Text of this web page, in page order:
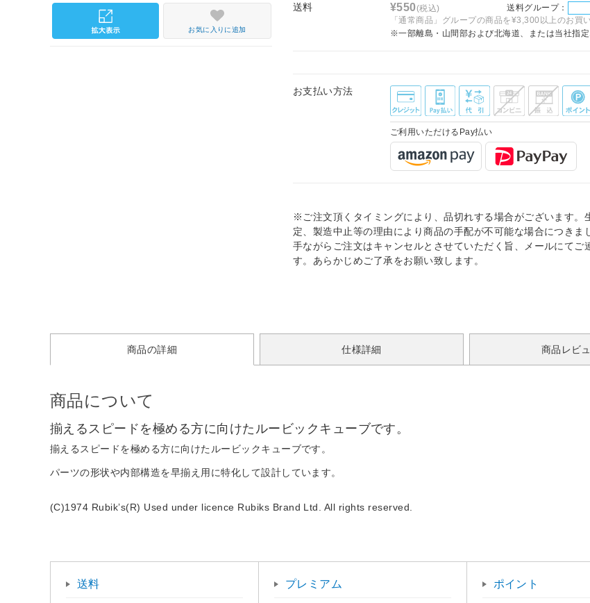
送料 ¥550(税込) 送料グループ：
「通常商品」グループの商品を¥3,300以上のお買
※一部離島・山間部および北海道、または当社指定
お支払い方法
ご利用いただけるPay払い
※ご注文頂くタイミングにより、品切れする場合がございます。
定、製造中止等の理由により商品の手配が不可能な場合につきま
手ながらご注文はキャンセルとさせていただく旨、メールにてご
す。あらかじめご了承をお願い致します。
お気に入りに追加
商品の詳細 仕様詳細 商品レビ
商品について
揃えるスピードを極める方に向けたルービックキューブです。
揃えるスピードを極める方に向けたルービックキューブです。
パーツの形状や内部構造を早揃え用に特化して設計しています。
(C)1974 Rubik’s(R) Used under licence Rubiks Brand Ltd. All rights reserved.
送料 プレミアム ポイント